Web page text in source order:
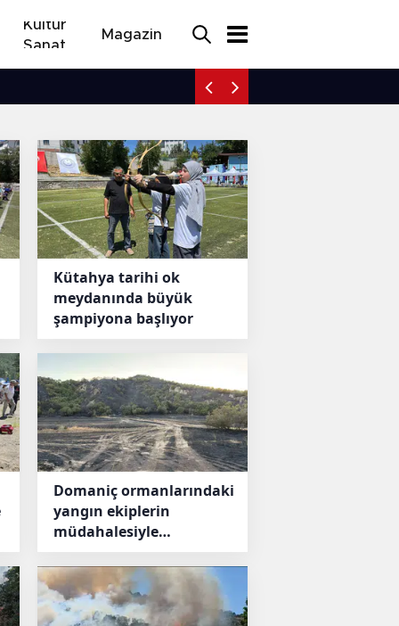
Kültür
Sanat
Magazin
yaptı
Puta Türkiye Şampiyonası sona
turnuvada dereceye girenler
Kütahya tarihi ok
meydanında büyük
şampiyona başlıyor
Domaniç ormanlarındaki
yangın ekiplerin
müdahalesiyle
söndürüldü